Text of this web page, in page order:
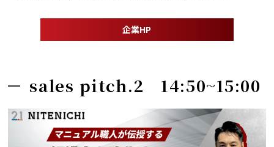
企業HP
sales pitch.2 14:50~15:00